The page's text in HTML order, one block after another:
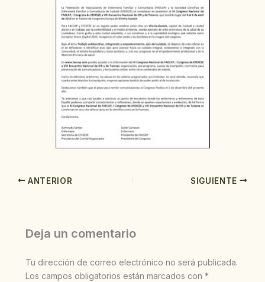
ANTERIOR SIGUIENTE
Deja un comentario
Tu dirección de correo electrónico no será publicada.
Los campos obligatorios están marcados con *